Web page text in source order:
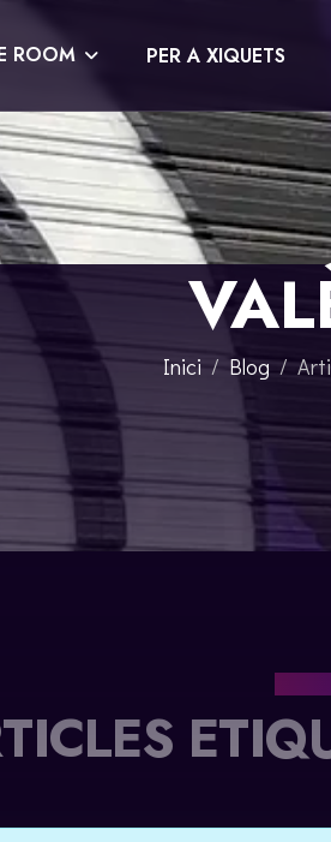
ROOM PER A XIQUETS
Inici Blog